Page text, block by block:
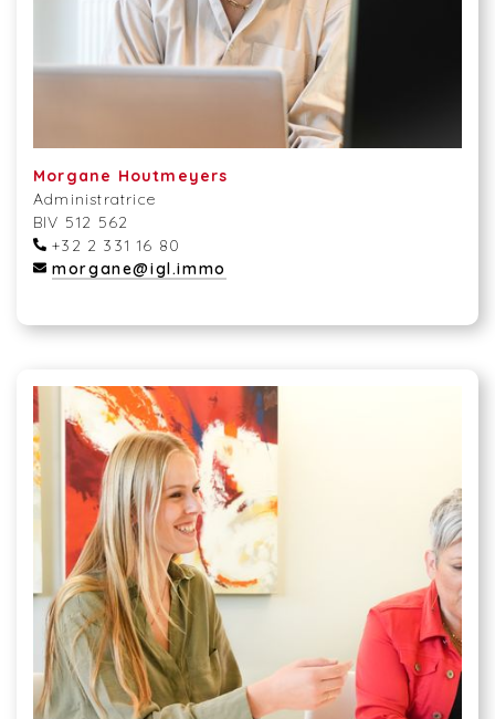
Morgane Houtmeyers
Administratrice
BIV 512 562
+32 2 331 16 80
morgane@igl.immo